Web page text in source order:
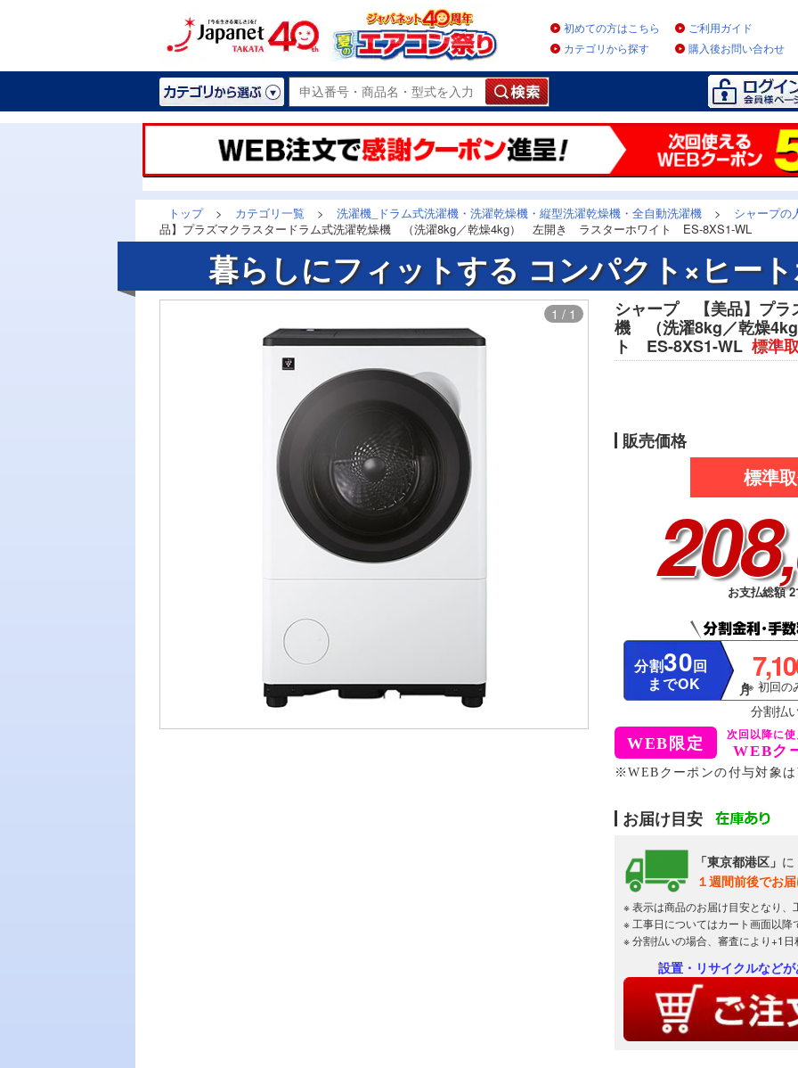
初めての方はこちら
ご利用ガイド
カテゴリから探す
購入後お問い合わせ
トップ > カテゴリ一覧 > 洗濯機_ドラム式洗濯機・洗濯乾燥機・縦型洗濯乾燥機・全自動洗濯機 >
シャープの
品】プラズマクラスタードラム式洗濯乾燥機 （洗濯8kg／乾燥4kg） 左開き ラスターホワイト ES-8XS1-WL
暮らしにフィットする コンパクト×ヒー
1 / 1
シャープ 【美品】プラ
機 （洗濯8kg／乾燥
ト ES-8XS1-WL 標準
販売価格
標準
208
お支払総額
分割30回
までOK
※ 初回の
分割払
WEBク
※WEBクーポンの付与対象
お届け目安
「東京都港区」 に
１週間前後でお
※ 表示は商品のお届け目安となり、
※ 工事日についてはカート画面以降
※ 分割払いの場合、審査により+1
設置・リサイクルなど